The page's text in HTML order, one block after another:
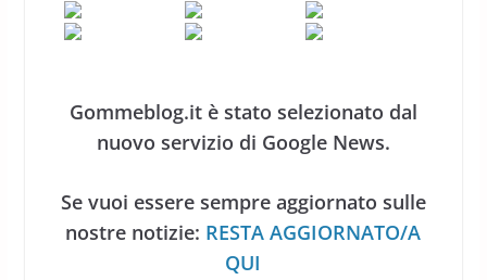
Gommeblog.it è stato selezionato dal
nuovo servizio di Google News.
Se vuoi essere sempre aggiornato sulle
nostre notizie: RESTA AGGIORNATO/A
QUI